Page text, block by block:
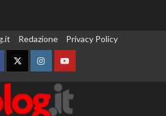
Redazione Privacy Policy
TwitterInstagramYouTube